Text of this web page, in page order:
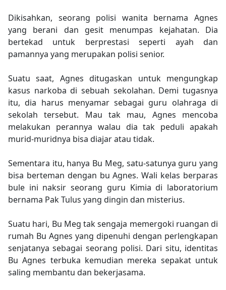
Dikisahkan, seorang polisi wanita bernama Agnes
yang berani dan gesit menumpas kejahatan. Dia
bertekad untuk berprestasi seperti ayah dan
pamannya yang merupakan polisi senior.
Suatu saat, Agnes ditugaskan untuk mengungkap
kasus narkoba di sebuah sekolahan. Demi tugasnya
itu, dia harus menyamar sebagai guru olahraga di
sekolah tersebut. Mau tak mau, Agnes mencoba
melakukan perannya walau dia tak peduli apakah
murid-muridnya bisa diajar atau tidak.
Sementara itu, hanya Bu Meg, satu-satunya guru yang
bisa berteman dengan bu Agnes. Wali kelas berparas
bule ini naksir seorang guru Kimia di laboratorium
bernama Pak Tulus yang dingin dan misterius.
Suatu hari, Bu Meg tak sengaja memergoki ruangan di
rumah Bu Agnes yang dipenuhi dengan perlengkapan
senjatanya sebagai seorang polisi. Dari situ, identitas
Bu Agnes terbuka kemudian mereka sepakat untuk
saling membantu dan bekerjasama.